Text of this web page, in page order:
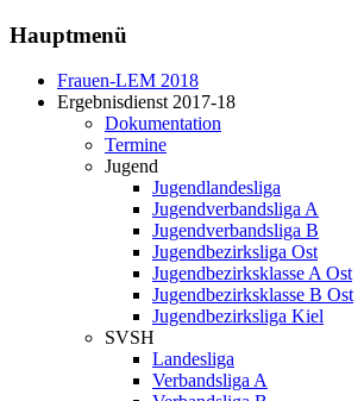
Hauptmenü
Frauen-LEM 2018
Ergebnisdienst 2017-18
Dokumentation
Termine
Jugend
Jugendlandesliga
Jugendverbandsliga A
Jugendverbandsliga B
Jugendbezirksliga Ost
Jugendbezirksklasse A Ost
Jugendbezirksklasse B Ost
Jugendbezirksliga Kiel
SVSH
Landesliga
Verbandsliga A